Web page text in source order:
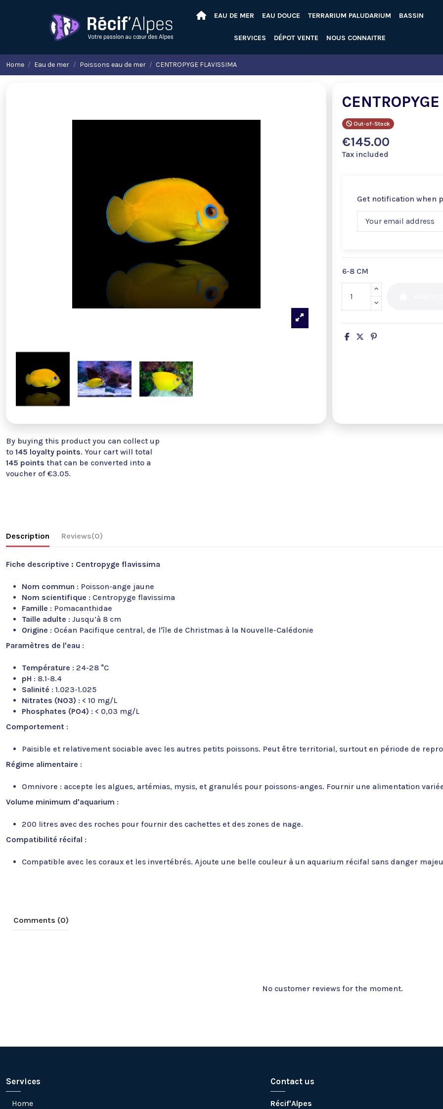
EAU DE MER EAU DOUCE TERRARIUM PALUDARIUM BASSIN
SERVICES DÉPOT VENTE NOUS CONNAITRE
Home Eau de mer Poissons eau de mer CENTROPYGE FLAVISSIMA
Out-of-Stock
€145.00
Tax included
Get notification when
6-8 CM
By buying this product you can collect up
to 145 loyalty points. Your cart will total
145 points that can be converted into a
voucher of €3.05.
Description Reviews(0)
Fiche descriptive : Centropyge flavissima
Nom commun : Poisson-ange jaune
Nom scientifique : Centropyge flavissima
Famille : Pomacanthidae
Taille adulte : Jusqu’à 8 cm
Origine : Océan Pacifique central, de l'île de Christmas à la Nouvelle-Calédonie
Paramètres de l'eau :
Température : 24-28 °C
pH : 8.1-8.4
Salinité : 1.023-1.025
Nitrates (NO3) : < 10 mg/L
Phosphates (PO4) : < 0,03 mg/L
Comportement :
Paisible et relativement sociable avec les autres petits poissons. Peut être territorial, surtout en période de
Régime alimentaire :
Omnivore : accepte les algues, artémias, mysis, et granulés pour poissons-anges. Fournir une alimentation
Volume minimum d'aquarium :
200 litres avec des roches pour fournir des cachettes et des zones de nage.
Compatibilité récifal :
Compatible avec les coraux et les invertébrés. Ajoute une belle couleur à un aquarium récifal sans danger
Comments (0)
No customer reviews for the moment.
Services
Home
Contact us
Récif'Alpes